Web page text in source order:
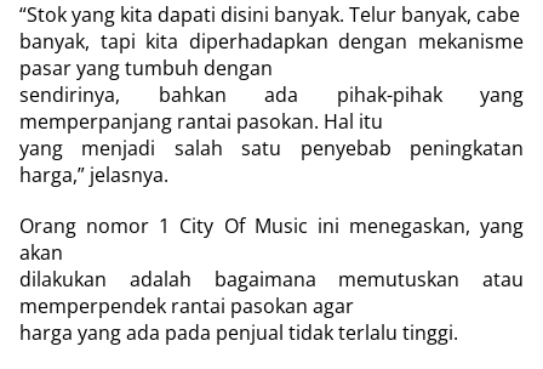
“Stok yang kita dapati disini banyak. Telur banyak, cabe
banyak, tapi kita diperhadapkan dengan mekanisme
pasar yang tumbuh dengan
sendirinya, bahkan ada pihak-pihak yang
memperpanjang rantai pasokan. Hal itu
yang menjadi salah satu penyebab peningkatan
harga,” jelasnya.
Orang nomor 1 City Of Music ini menegaskan, yang
akan
dilakukan adalah bagaimana memutuskan atau
memperpendek rantai pasokan agar
harga yang ada pada penjual tidak terlalu tinggi.